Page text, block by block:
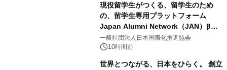
現役留学生がつくる、留学生のため
の、留学生専用プラットフォーム
Japan Alumni Network（JAN）β版
をリリース
一般社団法人日本国際化推進協会
10時間前
世界とつながる、日本をひらく。 創立